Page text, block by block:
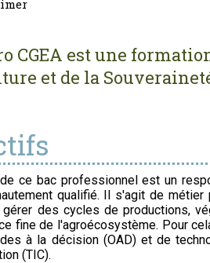
CGEA est une
et de la
ce bac professionnel est un
qualifié. Il s'agit de
des cycles de productions,
fine de l'agroécosystème. Pour
à la décision (OAD) et de
(TIC).